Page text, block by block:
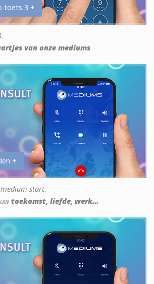
toets 3 +
van onze mediums
+
start.
toekomst, liefde, werk...